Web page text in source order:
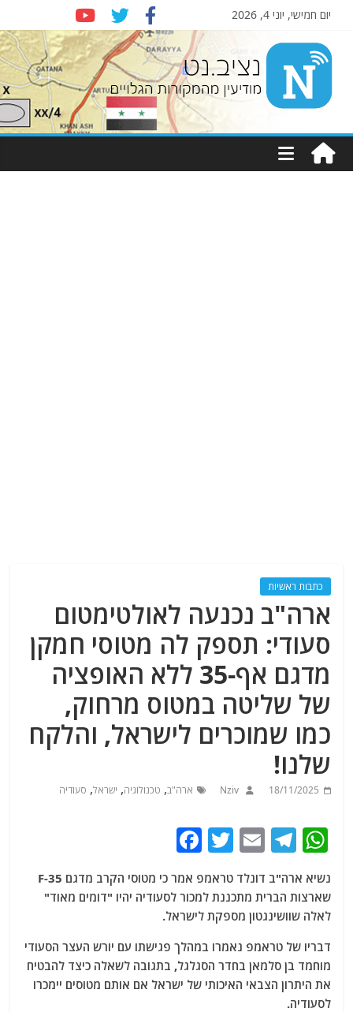
יום חמישי, יוני 4, 2026
Nziv.net
מודיעין
מהמקורות
כתבות ראשיות
ארה"ב נכנעה לאולטימטום
סעודי: תספק לה מטוסי חמקן
מדגם אף-35 ללא האופציה
של שליטה במטוס מרחוק,
כמו שמוכרים לישראל, והלקח
שלנו!
18/11/2025
Nziv ארה"ב, טכנולוגיה, ישראל, סעודיה
W
at
s
A
p
p
T
e
g
ra
m
E
ai
l
T
itt
er
c
e
b
o
o
נשיא ארה"ב דונלד טראמפ אמר כי מטוסי הקרב מדגם F-35
שארצות הברית מתכננת למכור לסעודיה יהיו "דומים מאוד"
לאלה שוושינגטון מספקת לישראל.
דבריו של טראמפ נאמרו במהלך פגישתו עם יורש העצר הסעודי
מוחמד בן סלמאן בחדר הסגלגל, בתגובה לשאלה כיצד להבטיח
את היתרון הצבאי האיכותי של ישראל אם אותם מטוסים יימכרו
לסעודיה.